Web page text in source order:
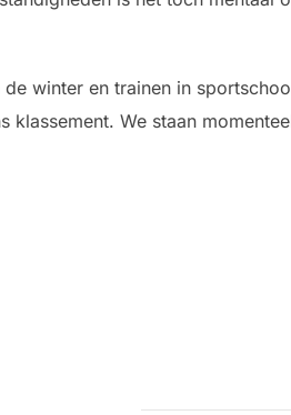
winter en trainen in
klassement. We staan